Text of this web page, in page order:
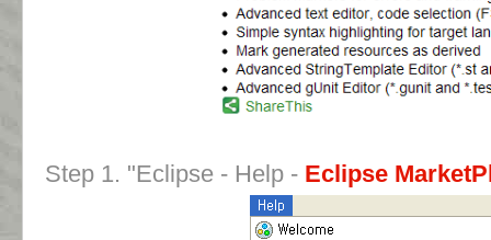
Step 1. "Eclipse - Help - Eclipse